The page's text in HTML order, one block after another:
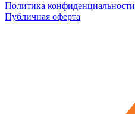
Политика конфиденциальности
Публичная оферта